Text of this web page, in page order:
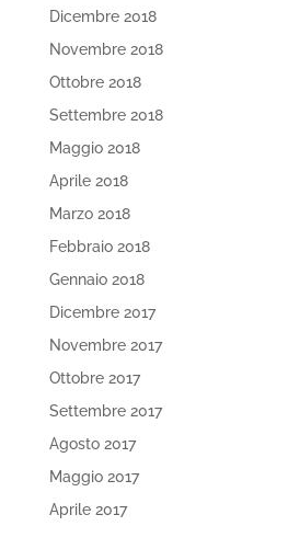
Dicembre 2018
Novembre 2018
Ottobre 2018
Settembre 2018
Maggio 2018
Aprile 2018
Marzo 2018
Febbraio 2018
Gennaio 2018
Dicembre 2017
Novembre 2017
Ottobre 2017
Settembre 2017
Agosto 2017
Maggio 2017
Aprile 2017